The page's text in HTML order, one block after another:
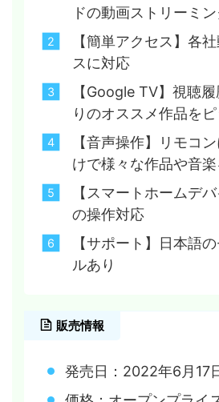
ドの動画ストリーミ
【簡単アクセス】各
スに対応
【Google TV】視聴
りのオススメ作品を
【音声操作】リモコ
けで様々な作品や音
【スマートホームデ
の操作対応
【サポート】日本語
ルあり
販売情報
発売日：2022年6月17